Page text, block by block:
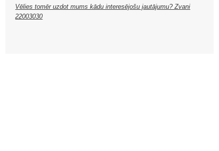
Vēlies tomēr uzdot mums kādu interesējošu jautājumu? Zvani
22003030